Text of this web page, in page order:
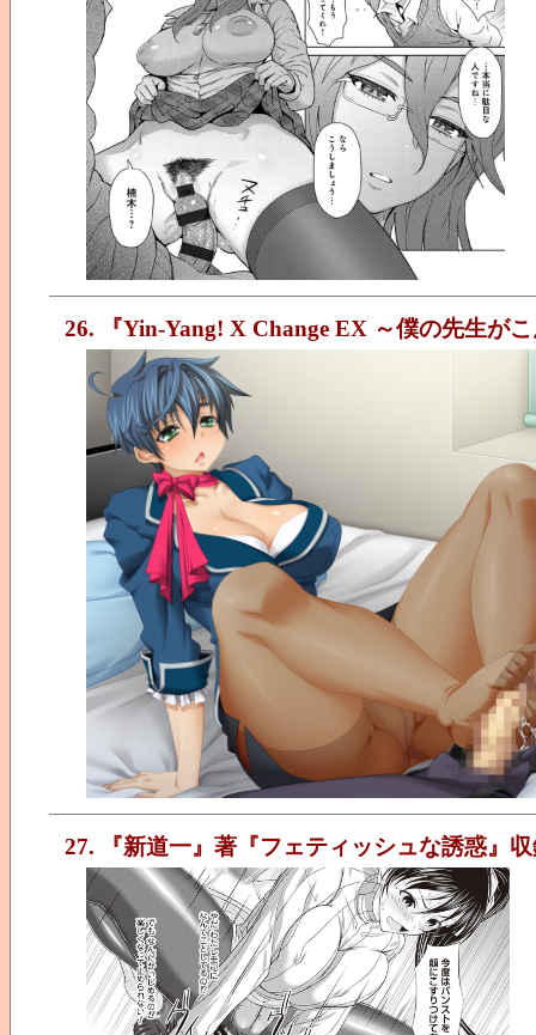
26. 『Yin-Yang! X Change EX ～僕の先生が
27. 『新道一』著『フェティッシュな誘惑』